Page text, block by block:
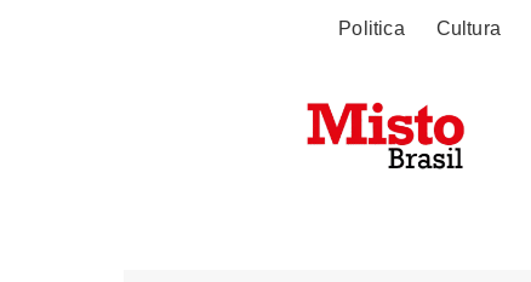
Politica Cultura